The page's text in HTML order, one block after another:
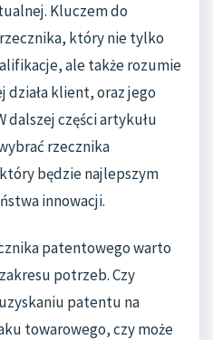
Kluczem do
który nie tylko
ale także rozumie
działa klient, oraz jego
dalszej części artykułu
rzecznika
będzie najlepszym
innowacji.
patentowego warto
potrzeb. Czy
patentu na
towarowego, czy może